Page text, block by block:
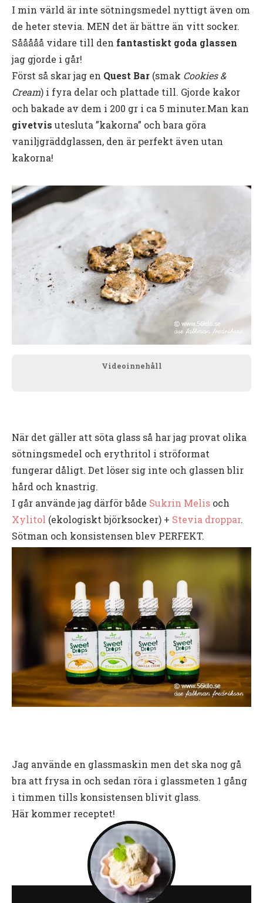
I min värld är inte sötningsmedel nyttigt även om
de heter stevia. MEN det är bättre än vitt socker.
Sååååå vidare till den fantastiskt goda glassen
jag gjorde i går!
Först så skar jag en Quest Bar (smak Cookies &
Cream) i fyra delar och plattade till. Gjorde kakor
och bakade av dem i 200 gr i ca 5 minuter.Man kan
givetvis utesluta ”kakorna” och bara göra
vaniljgräddglassen, den är perfekt även utan
kakorna!
Videoinnehåll
När det gäller att söta glass så har jag provat olika
sötningsmedel och erythritol i ströformat
fungerar dåligt. Det löser sig inte och glassen blir
hård och knastrig.
I går använde jag därför både Sukrin Melis och
Xylitol (ekologiskt björksocker) + Stevia droppar.
Sötman och konsistensen blev PERFEKT.
Jag använde en glassmaskin men det ska nog gå
bra att frysa in och sedan röra i glassmeten 1 gång
i timmen tills konsistensen blivit glass.
Här kommer receptet!